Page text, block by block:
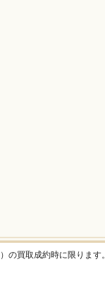
買取成約時に限ります。